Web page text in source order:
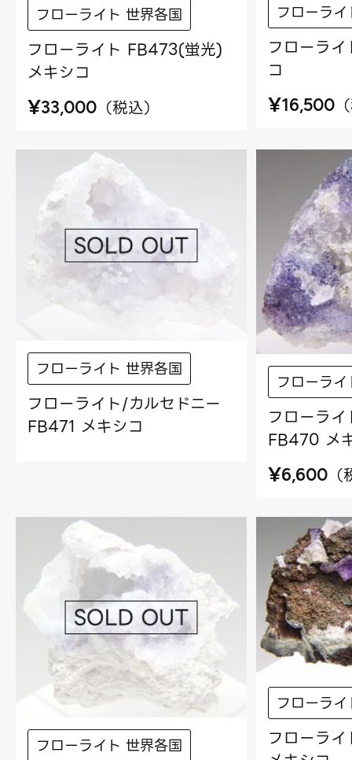
フローライト 世界各国
フローライト FB473(蛍光)
メキシコ
¥33,000 （税込）
フローラ
フローラ
コ
¥16,500 （
フローライト 世界各国
フローライト/カルセドニー
FB471 メキシコ
フローラ
フローラ
FB470 メ
¥6,600 （
フローライト 世界各国
フローラ
フローラ